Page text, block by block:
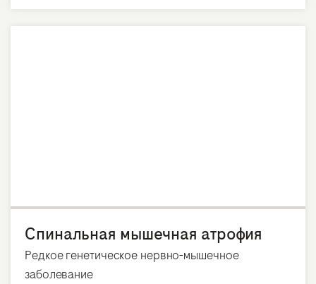
Спинальная мышечная атрофия
Редкое генетическое нервно-мышечное
заболевание